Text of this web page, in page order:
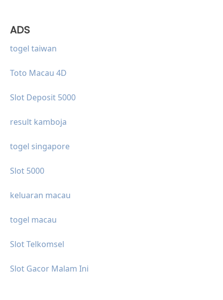
ADS
togel taiwan
Toto Macau 4D
Slot Deposit 5000
result kamboja
togel singapore
Slot 5000
keluaran macau
togel macau
Slot Telkomsel
Slot Gacor Malam Ini